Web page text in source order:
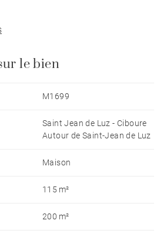
à pied.
le bien
M1699
Saint Jean de Luz - Ciboure
Autour de Saint-Jean de Luz
Maison
115 m²
200 m²